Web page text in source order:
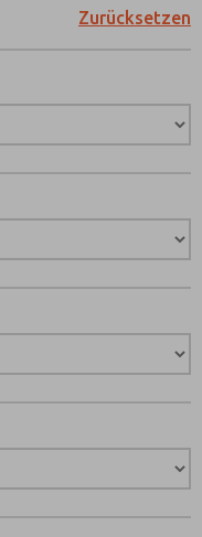
Zurücksetzen
Ihrer
zu Ihrem
gelesen und bin
elektronisch
nur streng
benutzt. Mit dem
Verarbeitung zu.